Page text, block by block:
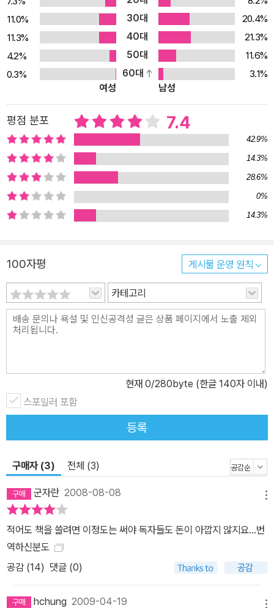
11.0%
30대
20.4%
11.3%
40대
21.3%
4.2%
50대
11.6%
0.3%
60대
3.1%
여성
남성
평점 분포 7.4
42.9%
14.3%
28.6%
0%
14.3%
100자평 게시물 운영 원칙
카테고리
현재 0/280byte (한글 140자 이내)
스포일러 포함
등록
구매자 (3) 전체 (3)
군자란 2008-08-08
적어도 책을 쓸려면 이정도는 써야 독자들도 돈이 아깝지 않지요...번
역하신분도
공감 (14) 댓글 (0)
hchung 2009-04-19